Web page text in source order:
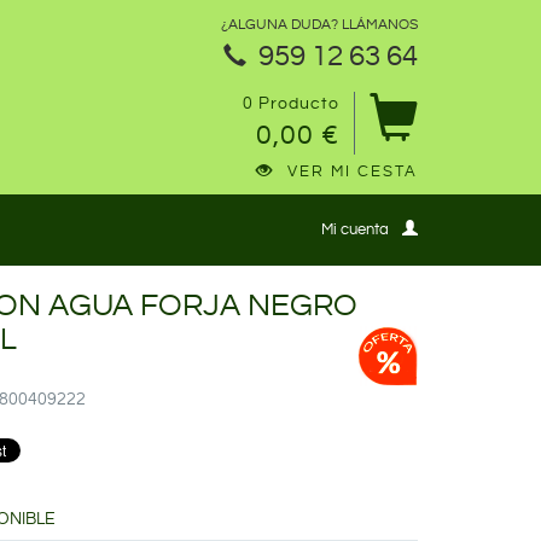
¿ALGUNA DUDA? LLÁMANOS
959 12 63 64
0 Producto
0,00 €
VER MI CESTA
Mi cuenta
AGUA FORJA NEGRO